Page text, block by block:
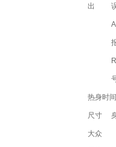
出
热身时
尺寸
大众